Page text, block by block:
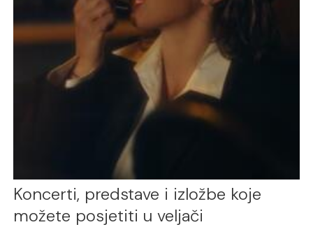
Koncerti, predstave i izložbe koje
možete posjetiti u veljači